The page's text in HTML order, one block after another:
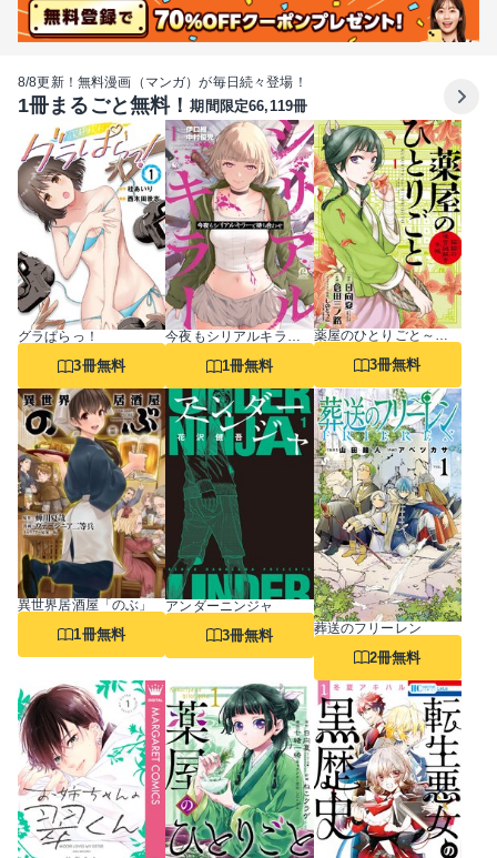
8/8更新！無料漫画（マンガ）が毎日続々登場！
1冊まるごと無料！期間限定66,119冊
グラぱらっ！
3冊無料
今夜もシリアルキラーと待ち合わせ
1冊無料
薬屋のひとりごと～猫猫の後宮謎解き手帳～
3冊無料
異世界居酒屋「のぶ」
1冊無料
アンダーニンジャ
3冊無料 葬送のフリーレン
2冊無料